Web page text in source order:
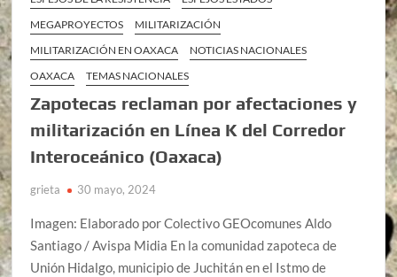
MEGAPROYECTOS
MILITARIZACIÓN
MILITARIZACIÓN EN OAXACA
NOTICIAS NACIONALES
OAXACA
TEMAS NACIONALES
Zapotecas reclaman por afectaciones y
militarización en Línea K del Corredor
Interoceánico (Oaxaca)
grieta 30 mayo, 2024
Imagen: Elaborado por Colectivo GEOcomunes Aldo
Santiago / Avispa Midia En la comunidad zapoteca de
Unión Hidalgo, municipio de Juchitán en el Istmo de